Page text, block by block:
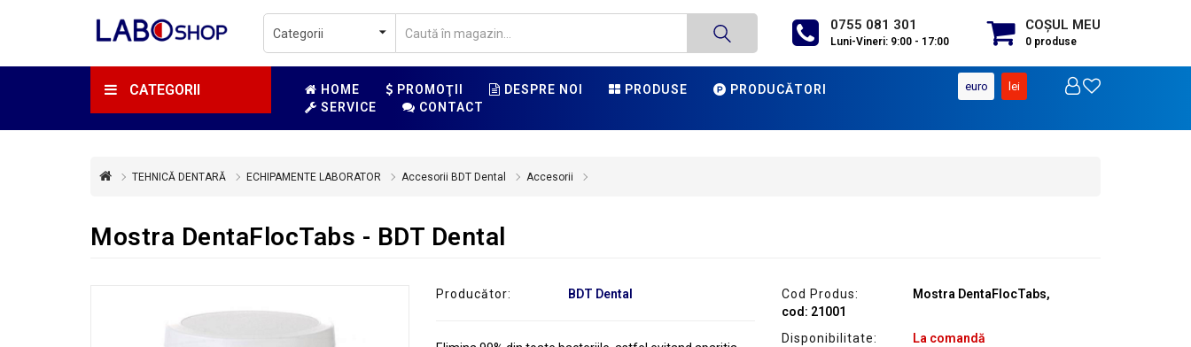
0755 081 301
Luni-Vineri: 9:00 - 17:00
COŞUL MEU
0produse
CATEGORII HOME PROMOŢII DESPRE NOI PRODUSE
PRODUCĂTORI
SERVICE
CONTACT
euro lei
TEHNICĂ DENTARĂ ECHIPAMENTE LABORATOR Accesorii BDT Dental Accesorii
Mostra DentaFlocTabs - BDT Dental
Producător: BDT Dental Cod Produs:
Mostra DentaFlocTabs,
cod: 21001
Disponibilitate:
La comandă